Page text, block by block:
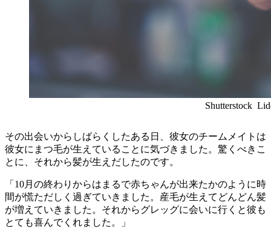
Shutterstock
その出会いからしばらくしたある日、彼女のチームメイトは
彼女にまつ毛が生えていることに気づきました。驚くべきこ
とに、それから髪が生えだしたのです。
「10月の終わりからはまるで赤ちゃんが出来たかのように時
間が慌ただしく過ぎていきました。産毛が生えてどんどん髪
が増えていきました。それからグレッグに会いに行くと彼も
とても喜んでくれました。」